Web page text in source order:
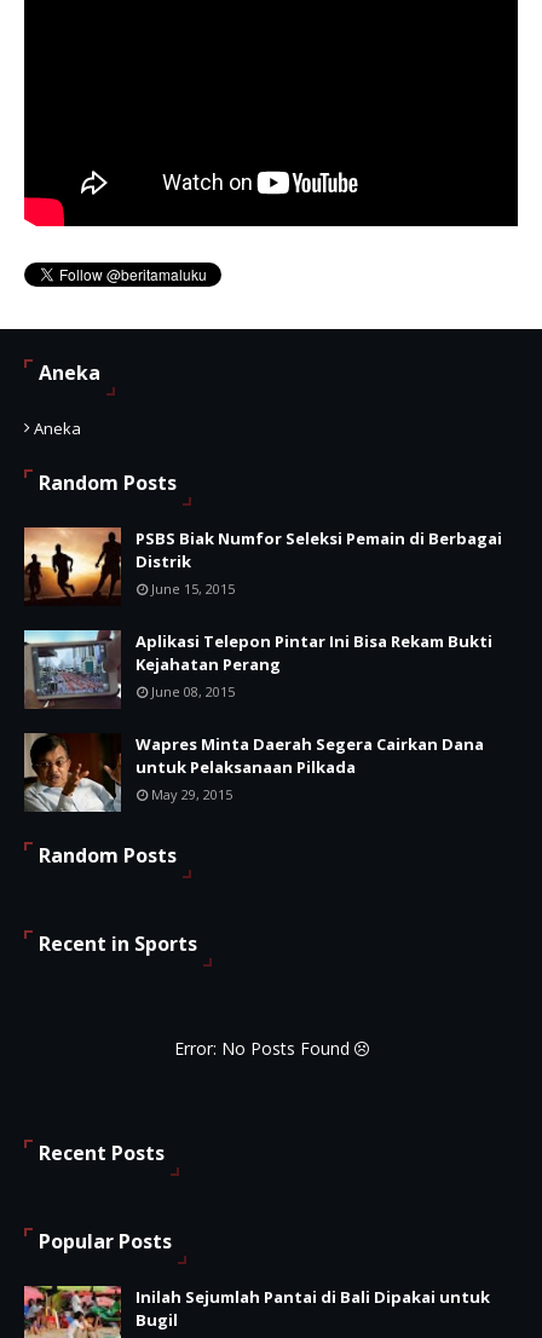
Aneka
Aneka
Random Posts
PSBS Biak Numfor Seleksi Pemain di Berbagai
Distrik
June 15, 2015
Aplikasi Telepon Pintar Ini Bisa Rekam Bukti
Kejahatan Perang
June 08, 2015
Wapres Minta Daerah Segera Cairkan Dana
untuk Pelaksanaan Pilkada
May 29, 2015
Random Posts
Recent in Sports
Error: No Posts Found
Recent Posts
Popular Posts
Inilah Sejumlah Pantai di Bali Dipakai untuk
Bugil